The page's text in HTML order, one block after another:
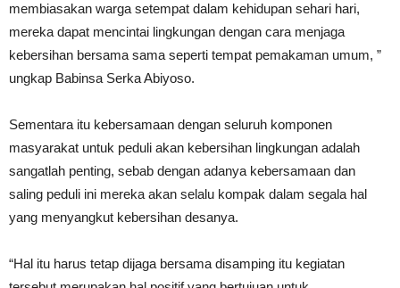
membiasakan warga setempat dalam kehidupan sehari hari,
mereka dapat mencintai lingkungan dengan cara menjaga
kebersihan bersama sama seperti tempat pemakaman umum, ”
ungkap Babinsa Serka Abiyoso.
Sementara itu kebersamaan dengan seluruh komponen
masyarakat untuk peduli akan kebersihan lingkungan adalah
sangatlah penting, sebab dengan adanya kebersamaan dan
saling peduli ini mereka akan selalu kompak dalam segala hal
yang menyangkut kebersihan desanya.
“Hal itu harus tetap dijaga bersama disamping itu kegiatan